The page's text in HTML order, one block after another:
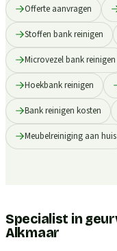
Offerte aanvragen
Stoffen bank reinigen
Microvezel bank reinigen
Hoekbank reinigen
Bank reinigen kosten
Meubelreiniging aan huis
Specialist in
Alkmaar